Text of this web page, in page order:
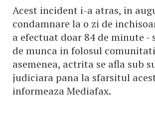
Acest incident i-a atras, in
condamnare la o zi de
a efectuat doar 84 de minute -
de munca in folosul
asemenea, actrita se afla sub
judiciara pana la sfarsitul
informeaza Mediafax.